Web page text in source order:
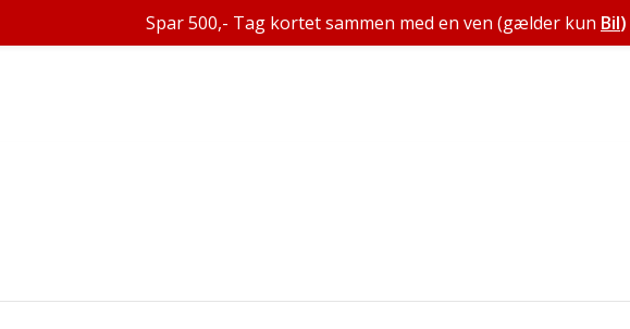
Spar 500,- Tag kortet sammen med en ven (gælder kun Bil)